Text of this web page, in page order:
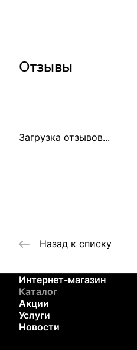
Отзывы
Загрузка отзывов...
Назад к списку
Интернет-магазин
Каталог
Акции
Услуги
Новости